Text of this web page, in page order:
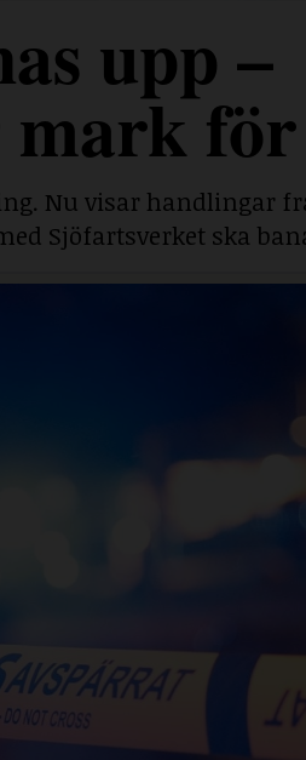
upp –
mark
Nu visar handlingar
Sjöfartsverket ska